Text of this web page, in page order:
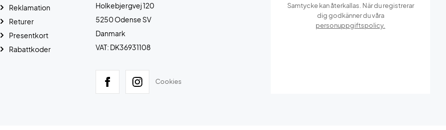
Holkebjergvej 120
5250 Odense SV
Danmark
VAT: DK36931108
Cookies
Reklamation
Returer
Presentkort
Rabattkoder
Samtycke kan återkallas. När du registrerar
dig godkänner du våra
personuppgiftspolicy.